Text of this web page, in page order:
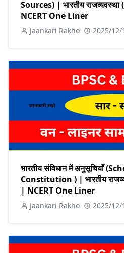
Sources) | भारतीय
NCERT One Liner
Jaankari Rakho 2025/12/
भारतीय संविधान में अनुसूचियाँ
Constitution ) | भारतीय
| NCERT One Liner
Jaankari Rakho 2025/12/